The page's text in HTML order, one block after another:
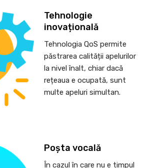
Tehnologie
inovațională
Tehnologia QoS permite
păstrarea calității apelurilor
la nivel înalt, chiar dacă
rețeaua e ocupată, sunt
multe apeluri simultan.
Poșta vocală
În cazul în care nu e timpul